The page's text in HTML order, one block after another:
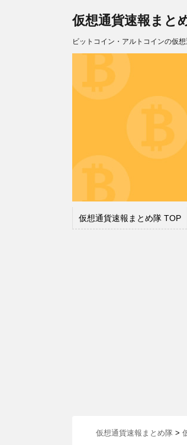
仮想通貨速報まと
ビットコイン・アルトコインの仮
仮想通貨速報まとめ隊 TOP
仮想通貨速報まとめ隊 >